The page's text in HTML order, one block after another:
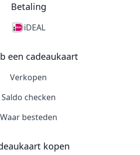
Betaling
iDEAL
een cadeaukaart
Verkopen
Saldo checken
Waar besteden
kopen